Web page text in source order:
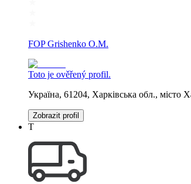
FOP Grishenko O.M.
Toto je ověřený profil.
Україна, 61204, Харківська обл.,
Zobrazit profil
Т